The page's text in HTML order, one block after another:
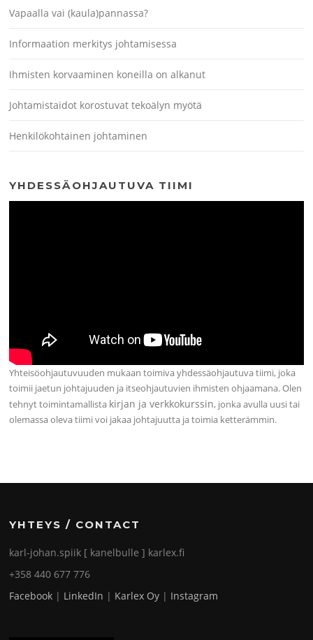
Vapaalla vai (kaula)pannassa?
Informaation merkitys johtamisessa
Ihmisten korvaaminen koneilla on alkanut
Johtamistaidot korostuvat tekoälyn myötä
Henkilökohtainen johtaminen
YHDESSÄOHJAUTUVA TIIMI
Yhteisöohjautuvuuden mukaan toimiva yhdessäohjautuva tiimi, joka
toimii jaetun johtajuuden ja itseohjautuvien ihmisten ohjaamana. Olen
tehnyt toimintamallista kirjan ja verkkokurssin, jonka avulla uusi tai
olemassa oleva tiimi voi jakaa johtajuutta ja toimia ketterämmin.
YHTEYS / CONTACT
karl-johan.spiik [ kanelbulle ] karlex.fi
+358 440 677 776
Facebook | LinkedIn | Karlex Oy | Instagram